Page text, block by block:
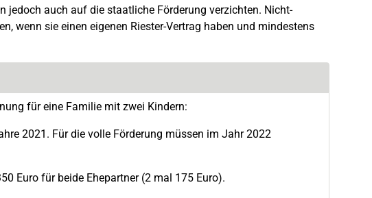
jedoch auch auf die staatliche Förderung verzichten. Nicht-
wenn sie einen eigenen Riester-Vertrag haben und mindestens
für eine Familie mit zwei Kindern:
2021. Für die volle Förderung müssen im Jahr 2022
Euro für beide Ehepartner (2 mal 175 Euro).